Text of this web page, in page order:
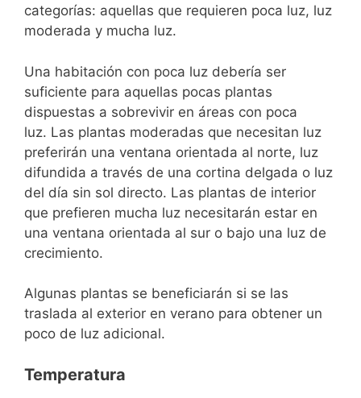
categorías: aquellas que requieren poca luz, luz
moderada y mucha luz.
Una habitación con poca luz debería ser
suficiente para aquellas pocas plantas
dispuestas a sobrevivir en áreas con poca
luz. Las plantas moderadas que necesitan luz
preferirán una ventana orientada al norte, luz
difundida a través de una cortina delgada o luz
del día sin sol directo. Las plantas de interior
que prefieren mucha luz necesitarán estar en
una ventana orientada al sur o bajo una luz de
crecimiento.
Algunas plantas se beneficiarán si se las
traslada al exterior en verano para obtener un
poco de luz adicional.
Temperatura